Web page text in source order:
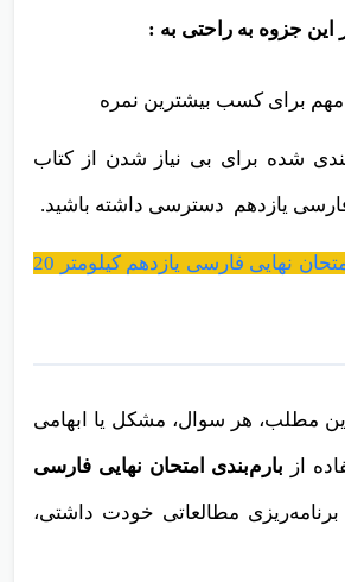
این جزوه به راحتی به :
مهم برای کسب بیشترین نمره
شده برای بی نیاز شدن از کتاب
یازدهم دسترسی داشته باشید.
دانلود PDF جزوه امتحان نهایی فارسی یازدهم کیلومتر 20
مطلب، هر سوال، مشکل یا ابهامی
از بارم‌بندی امتحان نهایی فارسی
برنامه‌ریزی مطالعاتی خودت داشتی،